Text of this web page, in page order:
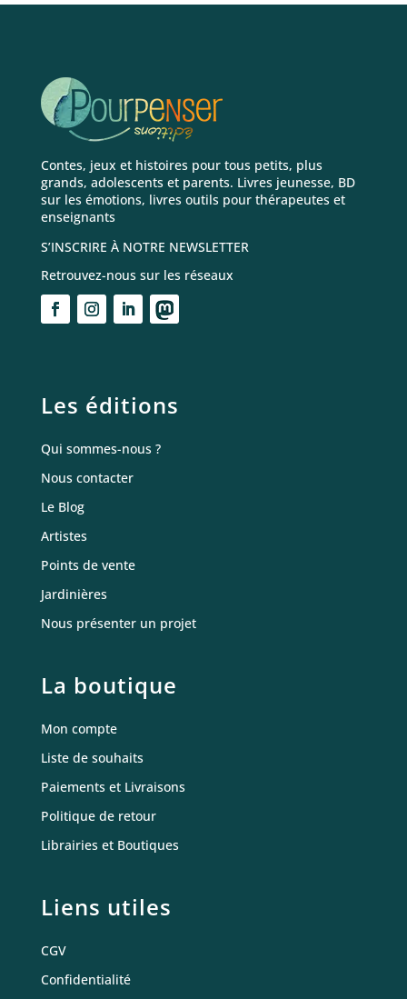
Contes, jeux et histoires pour tous petits, plus
grands, adolescents et parents. Livres jeunesse, BD
sur les émotions, livres outils pour thérapeutes et
enseignants
S’INSCRIRE À NOTRE NEWSLETTER
Retrouvez-nous sur les réseaux
Les éditions
Qui sommes-nous ?
Nous contacter
Le Blog
Artistes
Points de vente
Jardinières
Nous présenter un projet
La boutique
Mon compte
Liste de souhaits
Paiements et Livraisons
Politique de retour
Librairies et Boutiques
Liens utiles
CGV
Confidentialité